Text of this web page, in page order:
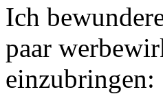
Ich
paar
einzubringen: